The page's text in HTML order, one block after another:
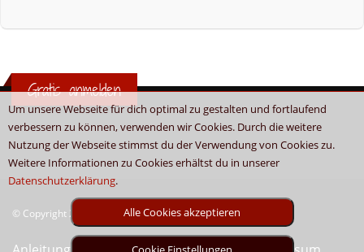
Um unsere Webseite für dich optimal zu gestalten und fortlaufend
verbessern zu können, verwenden wir Cookies. Durch die weitere
Nutzung der Webseite stimmst du der Verwendung von Cookies zu.
Weitere Informationen zu Cookies erhältst du in unserer
Datenschutzerklärung.
Alle Cookies akzeptieren
Gratis anmelden
© Copyright 2026 - Boni.tv / Cashback & Gutscheine